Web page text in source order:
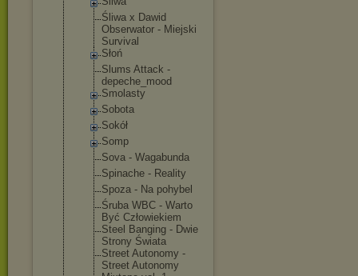
Śliwa x Dawid
Obserwator - Miejski
Survival
Słoń
Slums Attack -
depeche_mood
Smolasty
Sobota
Sokół
Somp
Sova - Wagabunda
Spinache - Reality
Spoza - Na pohybel
Śruba WBC - Warto
Być Człowiekiem
Steel Banging - Dwie
Strony Świata
Street Autonomy -
Street Autonomy